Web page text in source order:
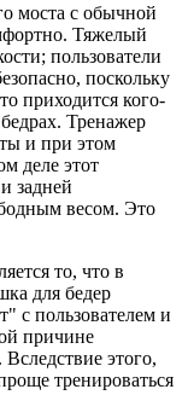
моста с обычной
Тяжелый
пользователи
поскольку
приходится кого-
Тренажер
и при этом
деле этот
задней
весом. Это
то, что в
для бедер
с пользователем и
причине
этого,
тренироваться